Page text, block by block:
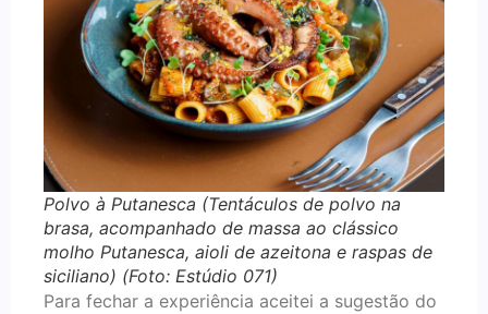
Polvo à Putanesca (Tentáculos de polvo na
brasa, acompanhado de massa ao clássico
molho Putanesca, aioli de azeitona e raspas de
siciliano) (Foto: Estúdio 071)
Para fechar a experiência aceitei a sugestão do